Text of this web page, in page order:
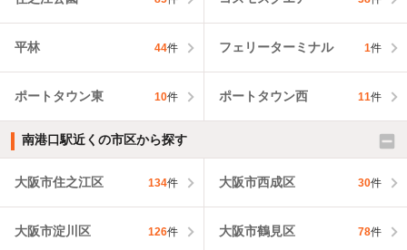
平林 44件 フェリーターミナル 1件
ポートタウン東 10件 ポートタウン西 11件
南港口駅近くの市区から探す
大阪市住之江区 134件 大阪市西成区 30件
大阪市淀川区 126件 大阪市鶴見区 78件